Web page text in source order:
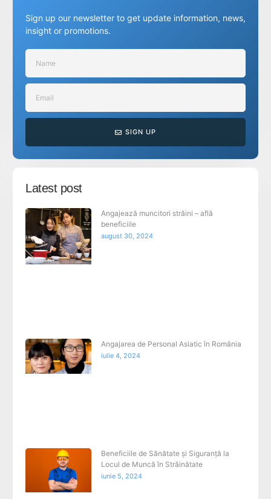
Sign up our newsletter to get update information, news,
insight or promotions.
SIGN UP
Latest post
Angajează muncitori străini – află
beneficiile
august 30, 2024
Angajarea de Personal Asiatic în România
iulie 4, 2024
Beneficiile de Sănătate și Siguranță la
Locul de Muncă în Străinătate
iunie 5, 2024